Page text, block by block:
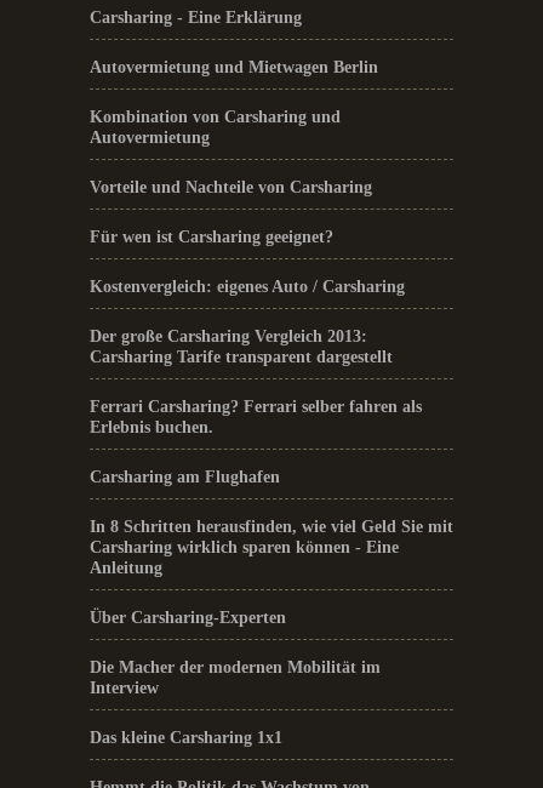
Carsharing - Eine Erklärung
Autovermietung und Mietwagen Berlin
Kombination von Carsharing und
Autovermietung
Vorteile und Nachteile von Carsharing
Für wen ist Carsharing geeignet?
Kostenvergleich: eigenes Auto / Carsharing
Der große Carsharing Vergleich 2013:
Carsharing Tarife transparent dargestellt
Ferrari Carsharing? Ferrari selber fahren als
Erlebnis buchen.
Carsharing am Flughafen
In 8 Schritten herausfinden, wie viel Geld Sie mit
Carsharing wirklich sparen können - Eine
Anleitung
Über Carsharing-Experten
Die Macher der modernen Mobilität im
Interview
Das kleine Carsharing 1x1